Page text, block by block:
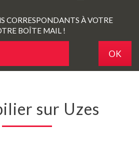
CORRESPONDANTS À VOTRE
BOÎTE MAIL !
OK
sur Uzes